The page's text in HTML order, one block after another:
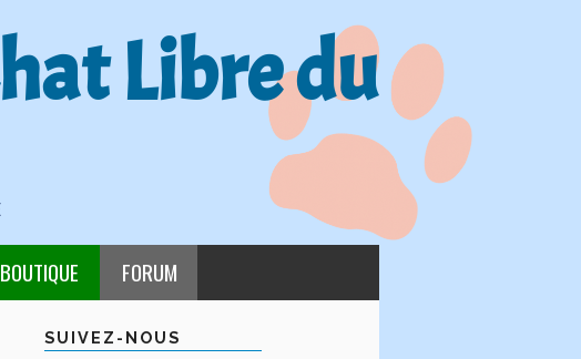
Libre du
BOUTIQUE FORUM
SUIVEZ-NOUS